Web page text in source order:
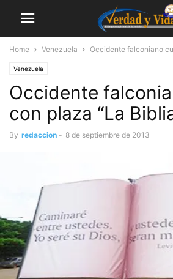
Home Venezuela Occidente falconiano
Venezuela
Occidente
con plaza “La
By redaccion - 8 de septiembre de 2013